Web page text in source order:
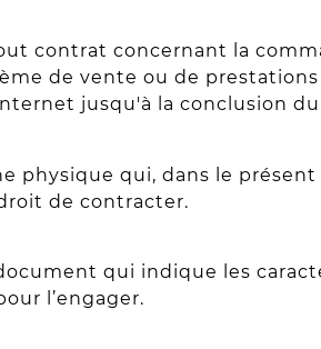
contrat concernant la
de vente ou de
jusqu'à la conclusion
physique qui, dans le
de contracter.
qui indique les
l’engager.